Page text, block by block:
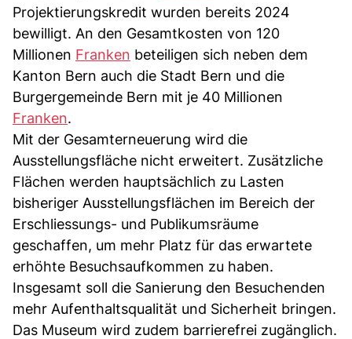
Projektierungskredit wurden bereits 2024
bewilligt. An den Gesamtkosten von 120
Millionen Franken beteiligen sich neben dem
Kanton Bern auch die Stadt Bern und die
Burgergemeinde Bern mit je 40 Millionen
Franken.
Mit der Gesamterneuerung wird die
Ausstellungsfläche nicht erweitert. Zusätzliche
Flächen werden hauptsächlich zu Lasten
bisheriger Ausstellungsflächen im Bereich der
Erschliessungs- und Publikumsräume
geschaffen, um mehr Platz für das erwartete
erhöhte Besuchsaufkommen zu haben.
Insgesamt soll die Sanierung den Besuchenden
mehr Aufenthaltsqualität und Sicherheit bringen.
Das Museum wird zudem barrierefrei zugänglich.